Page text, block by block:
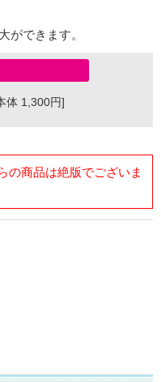
ができます。
1,300円]
の商品は絶版でございま